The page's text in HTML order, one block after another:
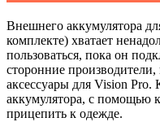
Внешнего аккумулятора
комплекте) хватает
пользоваться, пока он
сторонние
аксессуары для Vision Pro.
аккумулятора, с помощью
прицепить к одежде.